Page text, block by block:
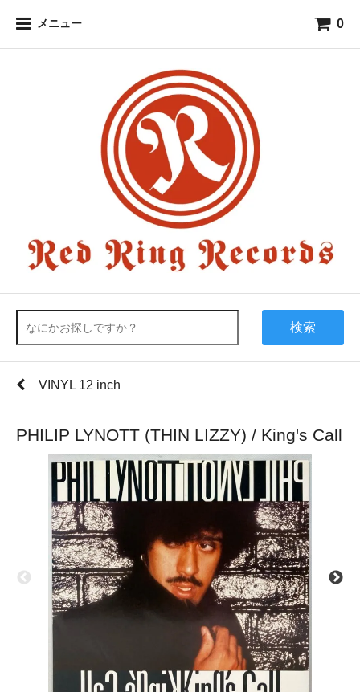
メニュー 0
検索
VINYL 12 inch
PHILIP LYNOTT (THIN LIZZY) / King's Call